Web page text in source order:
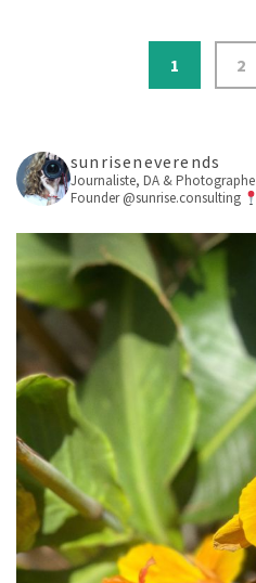
1 2
sunriseneverends
Journaliste, DA & Photographe
Founder @sunrise.consulting